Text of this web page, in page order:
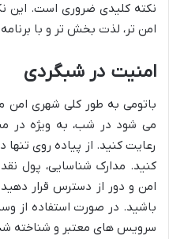
نکته کلیدی ضروری است. این
امن تر، لذت بخش تر و با
امنیت در شبگردی
باتومی به طور کلی شهری امن
می شود در شب، به ویژه در
رعایت کنید. از پیاده روی
کنید. مدارک شناسایی، پول
امن و دور از دسترس قرار
باشید. در صورت استفاده از
سرویس های معتبر و شناخته